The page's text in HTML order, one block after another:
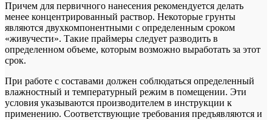
Причем для первичного нанесения рекомендуется делать
менее концентрированный раствор. Некоторые грунты
являются двухкомпонентными с определенным сроком
«живучести». Такие праймеры следует разводить в
определенном объеме, которым возможно выработать за этот
срок.
При работе с составами должен соблюдаться определенный
влажностный и температурный режим в помещении. Эти
условия указываются производителем в инструкции к
применению. Соответствующие требования предъявляются и